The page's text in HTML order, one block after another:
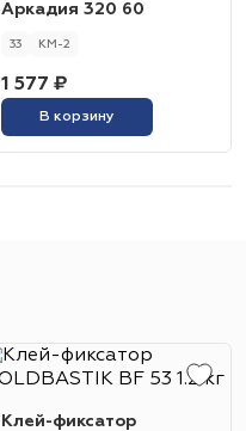
Аркадия 320 60
33 КМ-2
1 577 ₽
В корзину
Клей-фиксатор